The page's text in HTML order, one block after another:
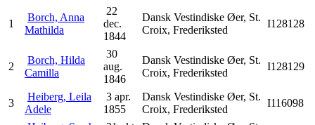
1
Borch, Anna
Mathilda
22
dec.
1844
Dansk Vestindiske Øer, St.
Croix, Frederiksted
I128128
2
Borch, Hilda
Camilla
30
aug.
1846
Dansk Vestindiske Øer, St.
Croix, Frederiksted
I128129
3
Heiberg, Leila
Adele
3 apr.
1855
Dansk Vestindiske Øer, St.
Croix, Frederiksted
I116098